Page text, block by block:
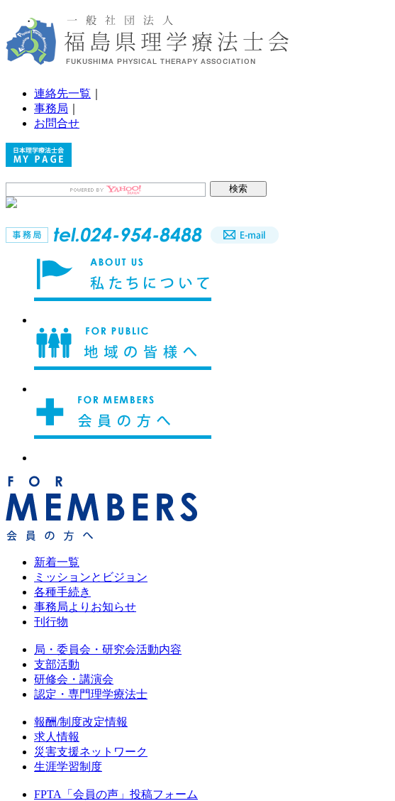
連絡先一覧
事務局
お問合せ
新着一覧
ミッションとビジョン
各種手続き
事務局よりお知らせ
刊行物
局・委員会・研究会活動内容
支部活動
研修会・講演会
認定・専門理学療法士
報酬/制度改定情報
求人情報
災害支援ネットワーク
生涯学習制度
FPTA「会員の声」投稿フォーム